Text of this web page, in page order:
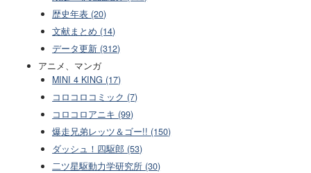
歴史年表 (20)
文献まとめ (14)
データ更新 (312)
アニメ、マンガ
MINI 4 KING (17)
コロコロコミック (7)
コロコロアニキ (99)
爆走兄弟レッツ＆ゴー!! (150)
ダッシュ！四駆郎 (53)
二ツ星駆動力学研究所 (30)